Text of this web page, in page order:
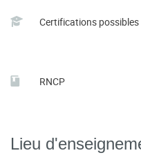
Certifications possibles
RNCP
Lieu